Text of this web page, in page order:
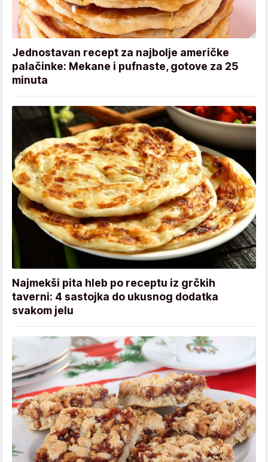
Jednostavan recept za najbolje američke
palačinke: Mekane i pufnaste, gotove za 25
minuta
Najmekši pita hleb po receptu iz grčkih
taverni: 4 sastojka do ukusnog dodatka
svakom jelu